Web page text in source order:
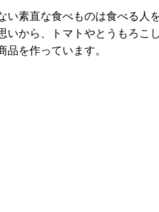
い素直な食べものは食べる人
いから、トマトやとうもろこ
を作っています。